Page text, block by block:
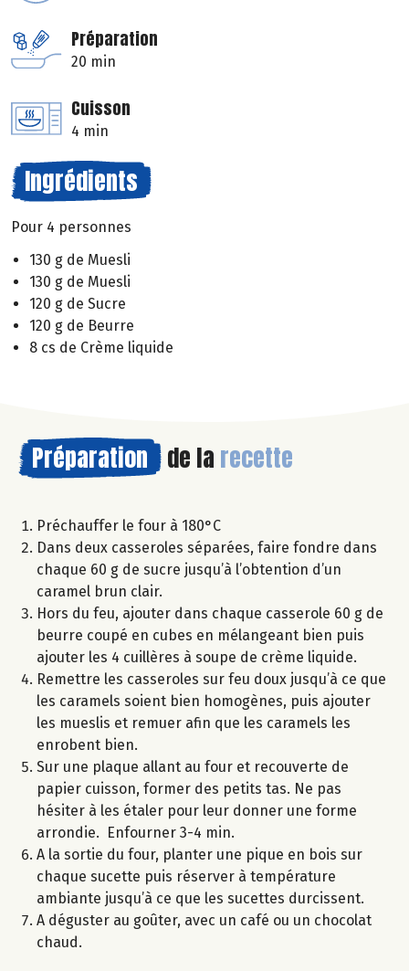
Préparation
20 min
Cuisson
4 min
Ingrédients
Pour 4 personnes
130 g de Muesli
130 g de Muesli
120 g de Sucre
120 g de Beurre
8 cs de Crème liquide
Préparation de la recette
Préchauffer le four à 180°C
Dans deux casseroles séparées, faire fondre dans
chaque 60 g de sucre jusqu’à l’obtention d’un
caramel brun clair.
Hors du feu, ajouter dans chaque casserole 60 g de
beurre coupé en cubes en mélangeant bien puis
ajouter les 4 cuillères à soupe de crème liquide.
Remettre les casseroles sur feu doux jusqu’à ce que
les caramels soient bien homogènes, puis ajouter
les mueslis et remuer afin que les caramels les
enrobent bien.
Sur une plaque allant au four et recouverte de
papier cuisson, former des petits tas. Ne pas
hésiter à les étaler pour leur donner une forme
arrondie. Enfourner 3-4 min.
A la sortie du four, planter une pique en bois sur
chaque sucette puis réserver à température
ambiante jusqu’à ce que les sucettes durcissent.
A déguster au goûter, avec un café ou un chocolat
chaud.